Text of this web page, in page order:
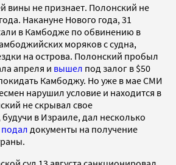
вины не признает. Полонский не
Накануне Нового года, 31
в Камбодже по обвинению в
моряков с судна,
на острова. Полонский пробыл
апреля и вышел под залог в $50
Камбоджу. Но уже в мае СМИ
нарушил условие и находится в
не скрывал свое
в Израиле, дал несколько
подал документы на получение